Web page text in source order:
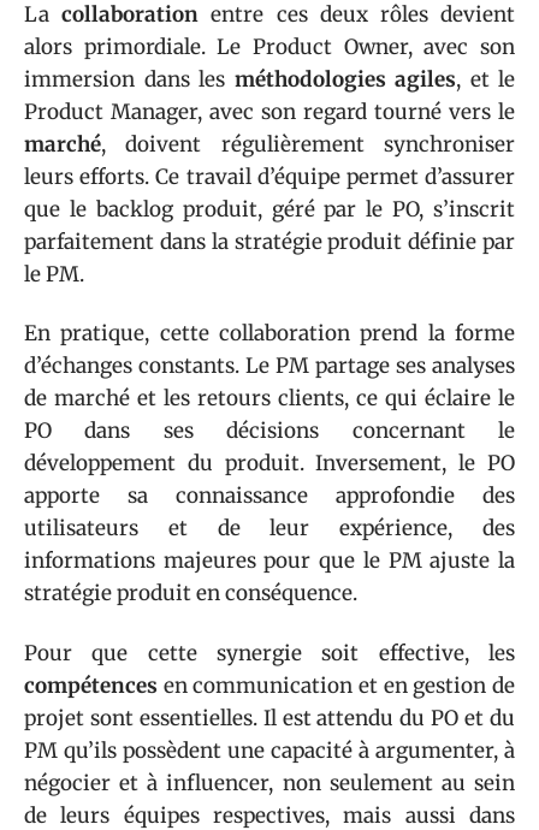
Lacollaboration entre ces deux rôles devient
alors primordiale. Le Product Owner, avec son
immersion dans les méthodologies agiles, et le
Product Manager, avec son regard tourné vers le
marché, doivent régulièrement synchroniser
leurs efforts. Ce travail d’équipe permet d’assurer
que le backlog produit, géré par le PO, s’inscrit
parfaitement dans la stratégie produit définie par
le PM.
En pratique, cette collaboration prend la forme
d’échanges constants. Le PM partage ses analyses
de marché et les retours clients, ce qui éclaire le
PO dans ses décisions concernant le
développement du produit. Inversement, le PO
apporte sa connaissance approfondie des
utilisateurs et de leur expérience, des
informations majeures pour que le PM ajuste la
stratégie produit en conséquence.
Pour que cette synergie soit effective, les
compétences en communication et en gestion de
projet sont essentielles. Il est attendu du PO et du
PM qu’ils possèdent une capacité à argumenter, à
négocier et à influencer, non seulement au sein
de leurs équipes respectives, mais aussi dans